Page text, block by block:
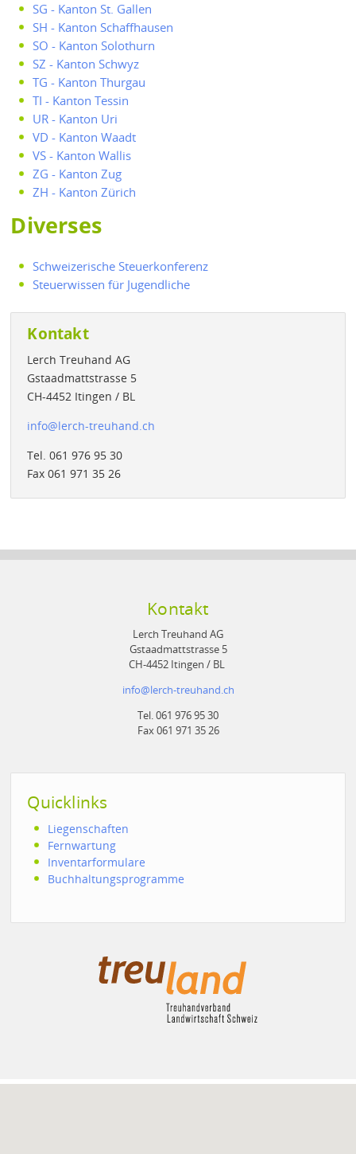
SG - Kanton St. Gallen
SH - Kanton Schaffhausen
SO - Kanton Solothurn
SZ - Kanton Schwyz
TG - Kanton Thurgau
TI - Kanton Tessin
UR - Kanton Uri
VD - Kanton Waadt
VS - Kanton Wallis
ZG - Kanton Zug
ZH - Kanton Zürich
Diverses
Schweizerische Steuerkonferenz
Steuerwissen für Jugendliche
Kontakt
Lerch Treuhand AG
Gstaadmattstrasse 5
CH-4452 Itingen / BL
info@lerch-treuhand.ch
Tel. 061 976 95 30
Fax 061 971 35 26
Kontakt
Lerch Treuhand AG
Gstaadmattstrasse 5
CH-4452 Itingen / BL
info@lerch-treuhand.ch
Tel. 061 976 95 30
Fax 061 971 35 26
Quicklinks
Liegenschaften
Fernwartung
Inventarformulare
Buchhaltungsprogramme